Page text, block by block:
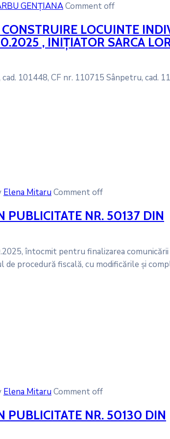
GENȚIANAComment off
LOCUINTE
, INIȚIATOR SARCA
101448, CF nr. 110715 Sânpetru, cad.
Elena MitaruComment off
PUBLICITATE NR. 50137 DIN
întocmit pentru finalizarea comunicării
procedură fiscală, cu modificările și
Elena MitaruComment off
PUBLICITATE NR. 50130 DIN